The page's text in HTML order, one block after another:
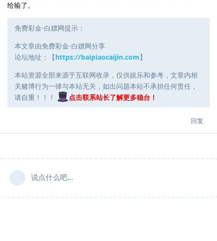
给输了。
免费彩金-白嫖网提示：
本文章由免费彩金-白嫖网分享
论坛地址：【https://baipiaocaijin.com】
本站资源全部来源于互联网收录，仅供娱乐和参考，文章内相
关赌博行为一律与本站无关，如出问题本站不承担任何责任，
请自重！！！
点击联系站长了解更多稳台！
回复
说点什么吧...